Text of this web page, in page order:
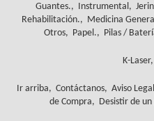
Guantes.
Instrumental
Rehabilitación.
Medicina
Otros
Papel. Pilas /
K-Laser
Ir arriba Contáctanos Aviso Legal
de Compra
Desistir de